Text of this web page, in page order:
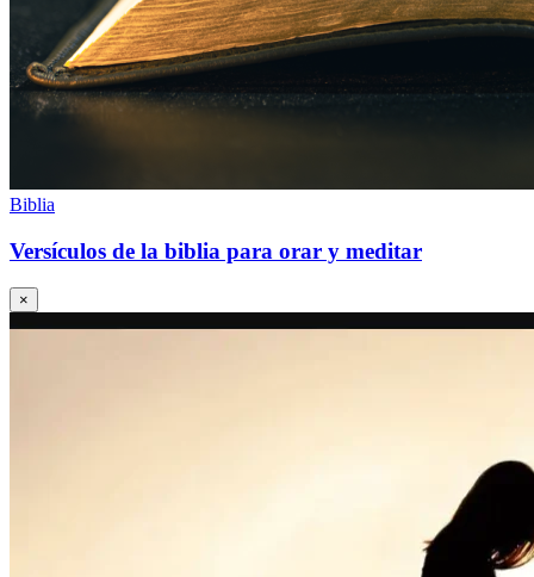
Biblia
Versículos de la biblia para orar y meditar
×